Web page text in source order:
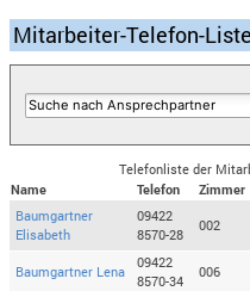
Mitarbeiter-Telefon-Liste
Telefonliste der
Name
Telefon Zimmer
Baumgartner
Elisabeth
09422
8570-28
002
Baumgartner Lena
09422
8570-34
006